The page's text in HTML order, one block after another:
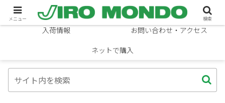
ブランド
ニュース
入荷情報
お問い合わせ・アクセス
ネットで購入
メニュー 検索